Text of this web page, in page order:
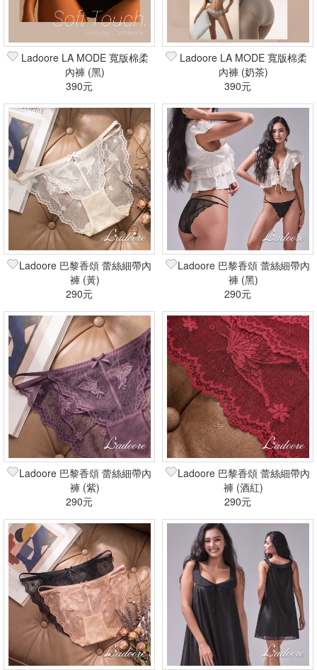
Ladoore LA MODE 寬版棉柔
內褲 (黑)
390元
Ladoore LA MODE 寬版棉柔
內褲 (奶茶)
390元
Ladoore 巴黎香頌 蕾絲細帶內
褲 (黃)
290元
Ladoore 巴黎香頌 蕾絲細帶內
褲 (黑)
290元
Ladoore 巴黎香頌 蕾絲細帶內
褲 (紫)
290元
Ladoore 巴黎香頌 蕾絲細帶內
褲 (酒紅)
290元